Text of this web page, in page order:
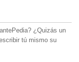
¿Quizás un
tú mismo su